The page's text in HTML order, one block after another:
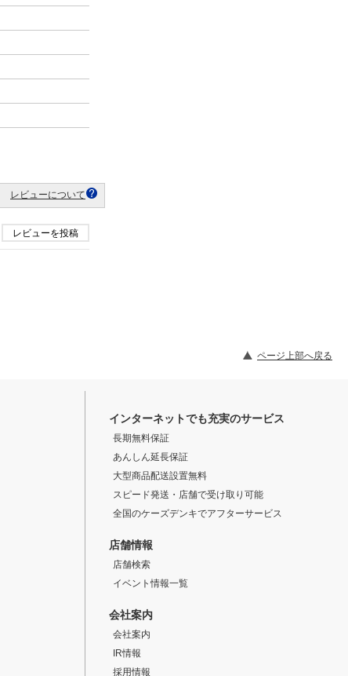
レビューについて
レビューを投稿
ページ上部へ戻る
インターネットでも充実のサービス
長期無料保証
あんしん延長保証
大型商品配送設置無料
スピード発送・店舗で受け取り可能
全国のケーズデンキでアフターサービス
店舗情報
店舗検索
イベント情報一覧
会社案内
会社案内
IR情報
採用情報